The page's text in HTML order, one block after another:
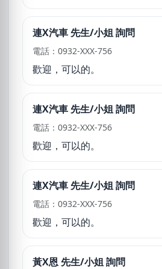
連X汽車 先生/小姐 詢問
電話：0932-XXX-756
歡迎，可以的。
連X汽車 先生/小姐 詢問
電話：0932-XXX-756
歡迎，可以的。
連X汽車 先生/小姐 詢問
電話：0932-XXX-756
歡迎，可以的。
黃X恩 先生/小姐 詢問